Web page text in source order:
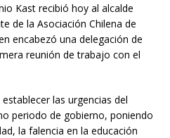
Kast recibió hoy al alcalde
de la Asociación Chilena de
encabezó una delegación de
reunión de trabajo con el
las urgencias del
periodo de gobierno, poniendo
la falencia en la educación